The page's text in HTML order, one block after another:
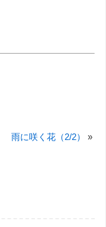
雨に咲く花（2/2） »